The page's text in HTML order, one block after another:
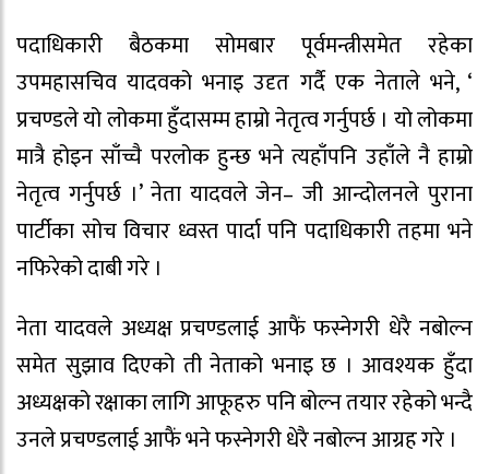
पदाधिकारी बैठकमा सोमबार पूर्वमन्त्रीसमेत रहेका
उपमहासचिव यादवको भनाइ उदृत गर्दै एक नेताले भने, ‘
प्रचण्डले यो लोकमा हुँदासम्म हाम्रो नेतृत्व गर्नुपर्छ । यो लोकमा
मात्रै होइन साँच्चै परलोक हुन्छ भने त्यहाँपनि उहाँले नै हाम्रो
नेतृत्व गर्नुपर्छ ।’ नेता यादवले जेन– जी आन्दोलनले पुराना
पार्टीका सोच विचार ध्वस्त पार्दा पनि पदाधिकारी तहमा भने
नफिरेको दाबी गरे ।
नेता यादवले अध्यक्ष प्रचण्डलाई आफैं फस्नेगरी धेरै नबोल्न
समेत सुझाव दिएको ती नेताको भनाइ छ । आवश्यक हुँदा
अध्यक्षको रक्षाका लागि आफूहरु पनि बोल्न तयार रहेको भन्दै
उनले प्रचण्डलाई आफैं भने फस्नेगरी धेरै नबोल्न आग्रह गरे ।